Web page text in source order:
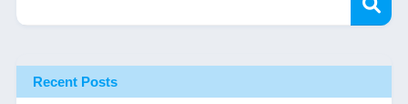
Recent Posts